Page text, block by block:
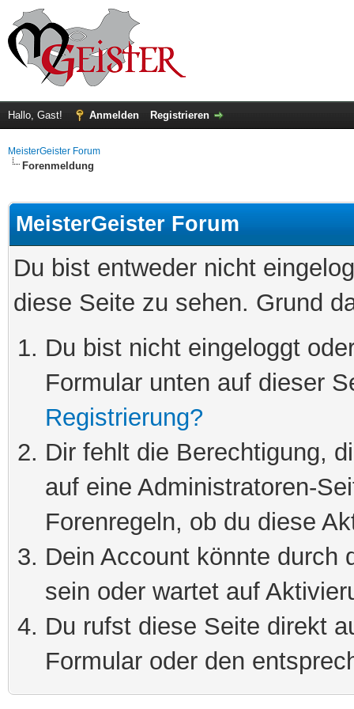
Hallo, Gast! Anmelden Registrieren
MeisterGeister Forum
Forenmeldung
MeisterGeister Forum
Du bist entweder nicht
diese Seite zu sehen. Grund
Du bist nicht eingeloggt
Formular unten auf dieser
Registrierung?
Dir fehlt die Berechtigung,
auf eine Administratoren-
Forenregeln, ob du diese
Dein Account könnte durch
sein oder wartet auf
Du rufst diese Seite direkt
Formular oder den